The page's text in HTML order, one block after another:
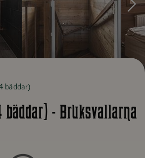
bäddar)
- Bruksvallarna